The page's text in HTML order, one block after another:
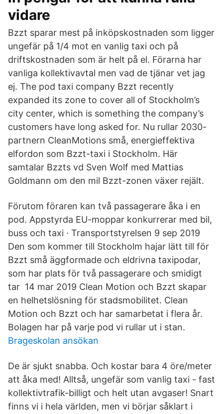
vidare
Bzzt sparar mest på inköpskostnaden som ligger
ungefär på 1/4 mot en vanlig taxi och på
driftskostnaden som är helt på el. Förarna har
vanliga kollektivavtal men vad de tjänar vet jag
ej. The pod taxi company Bzzt recently
expanded its zone to cover all of Stockholm’s
city center, which is something the company’s
customers have long asked for. Nu rullar 2030-
partnern CleanMotions små, energieffektiva
elfordon som Bzzt-taxi i Stockholm. Här
samtalar Bzzts vd Sven Wolf med Mattias
Goldmann om den mil Bzzt-zonen växer rejält.
Förutom föraren kan två passagerare åka i en
pod. Appstyrda EU-moppar konkurrerar med bil,
buss och taxi · Transportstyrelsen 9 sep 2019
Den som kommer till Stockholm hajar lätt till för
Bzzt små äggformade och eldrivna taxipodar,
som har plats för två passagerare och smidigt
tar 14 mar 2019 Clean Motion och Bzzt skapar
en helhetslösning för stadsmobilitet. Clean
Motion och Bzzt och har samarbetat i flera år.
Bolagen har på varje pod vi rullar ut i stan.
Brageskolan ansökan
De är sjukt snabba. Och kostar bara 4 öre/meter
att åka med! Alltså, ungefär som vanlig taxi - fast
kollektivtrafik-billigt och helt utan avgaser! Snart
finns vi i hela världen, men vi börjar såklart i